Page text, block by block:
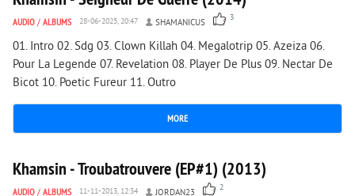
AUDIO / ALBUMS 28-06-2025, 20:47 SHAMANICUS 3
01. Intro 02. Sdg 03. Clown Killah 04. Megalotrip 05. Azeiza 06.
Pour La Legende 07. Revelation 08. Player De Plus 09. Nectar De
Bicot 10. Poetic Fureur 11. Outro
MORE
1 783 0
Khamsin - Troubatrouvere (EP#1) (2013)
AUDIO / ALBUMS 11-11-2013, 12:34 JORDAN23 2